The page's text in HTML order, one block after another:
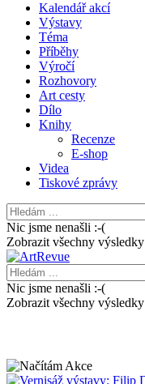
Kalendář akcí
Výstavy
Téma
Příběhy
Výročí
Rozhovory
Art cesty
Dílo
Knihy
Recenze
E-shop
Videa
Tiskové zprávy
Nic jsme nenašli :-(
Zobrazit všechny výsledky
Nic jsme nenašli :-(
Zobrazit všechny výsledky